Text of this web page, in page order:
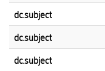
dc.subject
dc.subject
dc.subject